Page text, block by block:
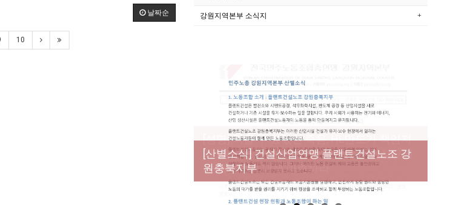
날짜순
10
강원지역본부 소식지
[성명] 막을 수 있었던 죽음, HL만도가 책임져
라 : 청년노동자 사망사고의 철저한 진상규명
과 재발방지 대책 마련하라
[산별소식] 건설산업연맹 플랜트건설노조 강
원충북지부
[강릉,속초,원주,춘천] 폭염감시단 사업 이모저
모
[조합원☆인터뷰] 서비스연맹 전국학교비정
규직노동조합 강원지부 김유미 춘천지회장
[본부소식] 강원지역 노동자 합창단 모임